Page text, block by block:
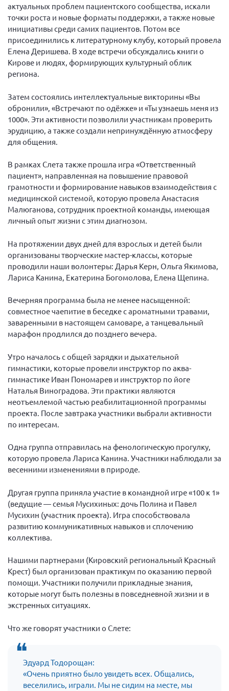
Конференция ОООИБРС 2022
Конференция ОООИБРС 2021
Конференция ВСЭ 2021
Конференция ОООИБРС 2020
Документы съездов
Второй съезд
Третий съезд
Четвертый съезд
Шестой съезд
склерозом»
Новости: Казахстан
Нормативно-правовые документы
Методическая литература для НКО
Публичные отчеты
Исследования, аналитика, мнения
Всероссийская онлайн конференция
"Рассеянный склероз. XX лет работы
ОООИБРС" (25-29.08.2020)
"Рассеянный склероз: новые реалии" (26-
Общероссийская РС
Архангельская область
Брянская область
Волгоградская область
Воронежская область
Ивановская область
Кемеровская область
Кировская область
Краснодарский край
Липецкая область
Ленинградская область
г. Москва
Московская область
актуальных проблем пациентского сообщества, искали
точки роста и новые форматы поддержки, а также новые
инициативы среди самих пациентов. Потом все
присоединились к литературному клубу, который провела
Елена Деришева. В ходе встречи обсуждались книги о
Кирове и людях, формирующих культурный облик
региона.
Затем состоялись интеллектуальные викторины «Вы
обронили», «Встречают по одёжке» и «Ты узнаешь меня из
1000». Эти активности позволили участникам проверить
эрудицию, а также создали непринуждённую атмосферу
для общения.
В рамках Слета также прошла игра «Ответственный
пациент», направленная на повышение правовой
грамотности и формирование навыков взаимодействия с
медицинской системой, которую провела Анастасия
Малюганова, сотрудник проектной команды, имеющая
личный опыт жизни с этим диагнозом.
На протяжении двух дней для взрослых и детей были
организованы творческие мастер-классы, которые
проводили наши волонтеры: Дарья Керн, Ольга Якимова,
Лариса Канина, Екатерина Богомолова, Елена Щепина.
Вечерняя программа была не менее насыщенной:
совместное чаепитие в беседке с ароматными травами,
заваренными в настоящем самоваре, а танцевальный
марафон продлился до позднего вечера.
Утро началось с общей зарядки и дыхательной
гимнастики, которые провели инструктор по аква-
гимнастике Иван Пономарев и инструктор по йоге
Наталья Виноградова. Эти практики являются
неотъемлемой частью реабилитационной программы
проекта. После завтрака участники выбрали активности
по интересам.
Одна группа отправилась на фенологическую прогулку,
которую провела Лариса Канина. Участники наблюдали за
весенними изменениями в природе.
Другая группа приняла участие в командной игре «100 к 1»
(ведущие — семья Мусихиных: дочь Полина и Павел
Мусихин (участник проекта). Игра способствовала
развитию коммуникативных навыков и сплочению
коллектива.
Нашими партнерами (Кировский региональный Красный
Крест) был организован практикум по оказанию первой
помощи. Участники получили прикладные знания,
которые могут быть полезны в повседневной жизни и в
экстренных ситуациях.
Что же говорят участники о Слете:
Эдуард Тодорощан:
«Очень приятно было увидеть всех. Общались,
веселились, играли. Мы не сидим на месте, мы